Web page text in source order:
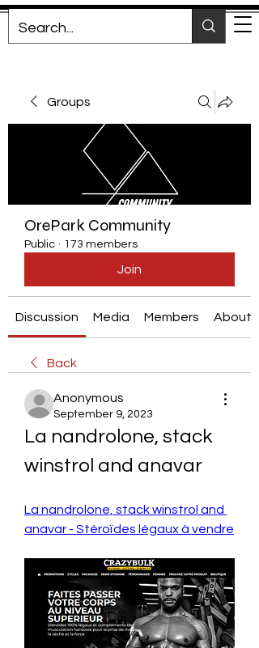
Groups
OrePark Community
Public · 173 members
Join
Discussion Media Members About
Back
Anonymous
September 9, 2023
La nandrolone, stack
winstrol and anavar
La nandrolone, stack winstrol and
anavar - Stéroïdes légaux à vendre